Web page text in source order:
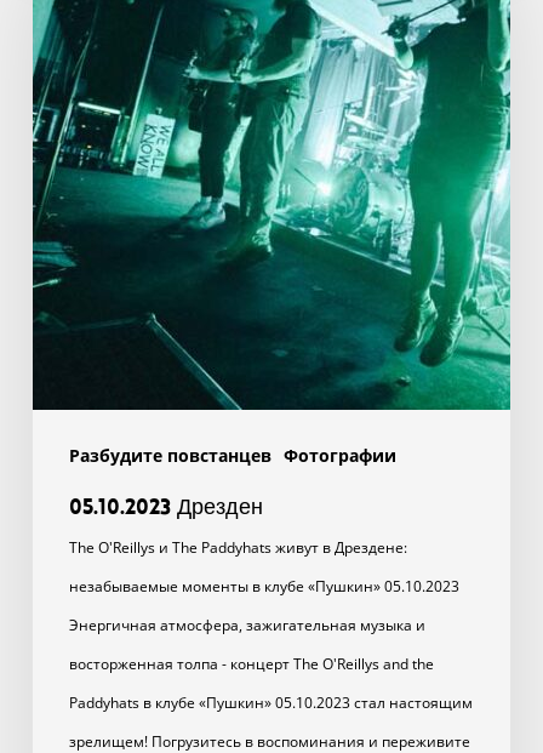
Разбудите повстанцев Фотографии
05.10.2023 Дрезден
The O'Reillys и The Paddyhats живут в Дрездене:
незабываемые моменты в клубе «Пушкин» 05.10.2023
Энергичная атмосфера, зажигательная музыка и
восторженная толпа - концерт The O'Reillys and the
Paddyhats в клубе «Пушкин» 05.10.2023 стал настоящим
зрелищем! Погрузитесь в воспоминания и переживите